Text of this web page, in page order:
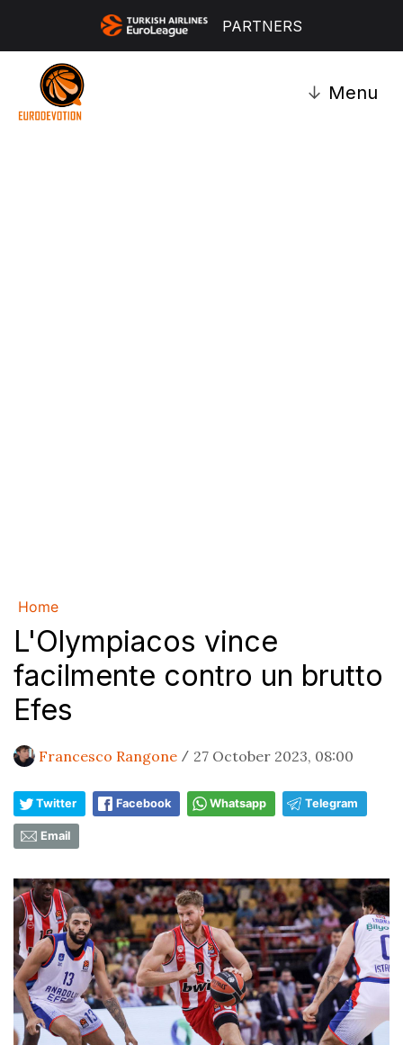
PARTNERS
↓ Menu
Home
L'Olympiacos vince
facilmente contro un brutto
Efes
Francesco Rangone / 27 October 2023, 08:00
Twitter Facebook Whatsapp Telegram
Email